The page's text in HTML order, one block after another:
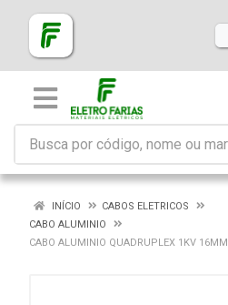
INÍCIO
CABOS ELETRICOS
CABO ALUMINIO
CABO ALUMINIO QUADRUPLEX 1KV 16MM